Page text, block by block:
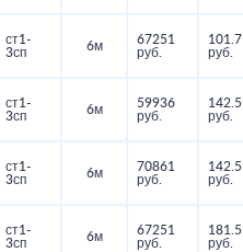
ст1-
3сп
6м
67251
руб.
101.7
руб.
ст1-
3сп
6м
59936
руб.
142.5
руб.
ст1-
3сп
6м
70861
руб.
142.5
руб.
ст1-
3сп
6м
67251
руб.
181.5
руб.